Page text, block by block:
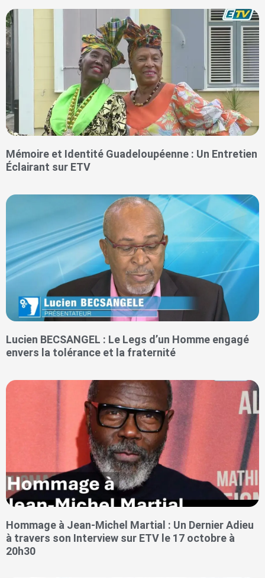
Mémoire et Identité Guadeloupéenne : Un Entretien
Éclairant sur ETV
Lucien BECSANGEL : Le Legs d’un Homme engagé
envers la tolérance et la fraternité
Hommage à Jean-Michel Martial : Un Dernier Adieu
à travers son Interview sur ETV le 17 octobre à
20h30